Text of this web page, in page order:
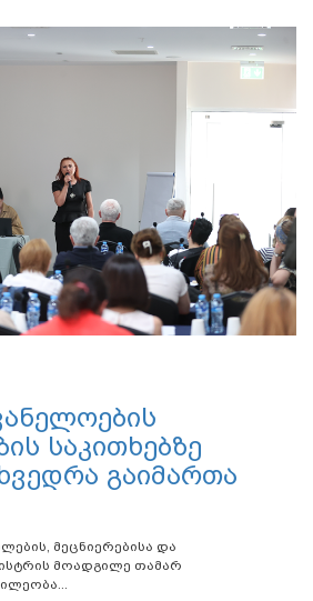
საკითხებზე
გაიმართა
მეცნიერებისა და
მოადგილე თამარ